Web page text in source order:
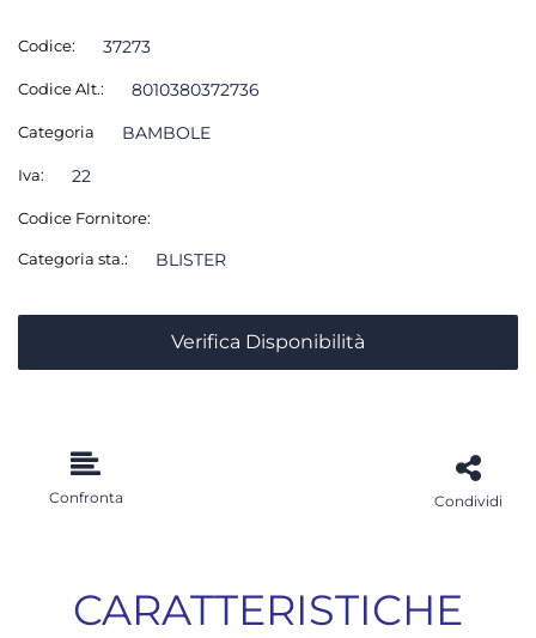
Codice: 37273
Codice Alt.: 8010380372736
Categoria BAMBOLE
Iva: 22
Codice Fornitore:
Categoria sta.: BLISTER
Verifica Disponibilità
Confronta Condividi
CARATTERISTICHE